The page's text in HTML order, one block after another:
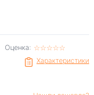
Оценка: ☆☆☆☆☆
★★★★★
Характеристики